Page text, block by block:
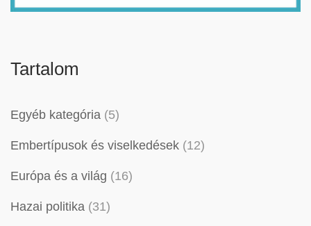
Tartalom
Egyéb kategória (5)
Embertípusok és viselkedések (12)
Európa és a világ (16)
Hazai politika (31)